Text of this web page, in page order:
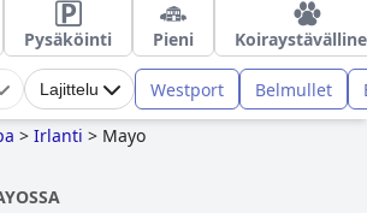
Pysäköinti Pieni
Lajittelu Westport Belmullet
> Irlanti > Mayo